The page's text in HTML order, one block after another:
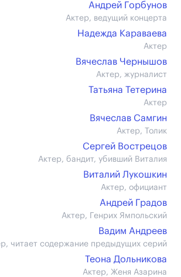
Андрей Горбунов
Актер, ведущий концерта
Надежда Караваева
Актер
Вячеслав Чернышов
Актер, журналист
Татьяна Тетерина
Актер
Вячеслав Самгин
Актер, Толик
Сергей Вострецов
Актер, бандит, убивший Виталия
Виталий Лукошкин
Актер, официант
Андрей Градов
Актер, Генрих Ямпольский
Вадим Андреев
читает содержание предыдущих серий
Теона Дольникова
Актер, Женя Азарина